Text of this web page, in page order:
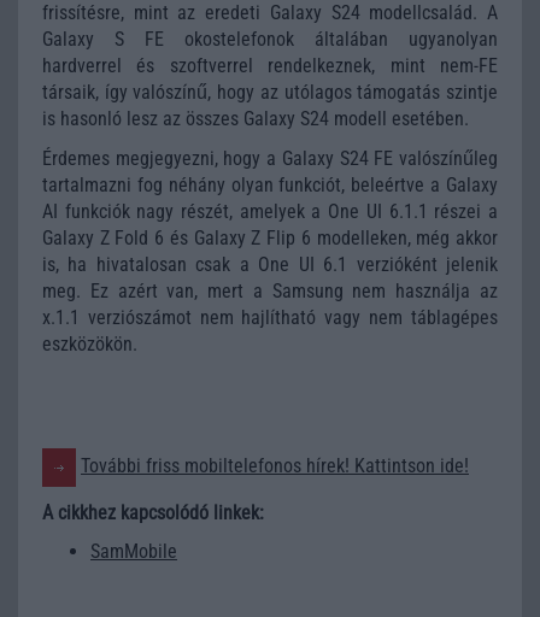
frissítésre, mint az eredeti Galaxy S24 modellcsalád. A
Galaxy S FE okostelefonok általában ugyanolyan
hardverrel és szoftverrel rendelkeznek, mint nem-FE
társaik, így valószínű, hogy az utólagos támogatás szintje
is hasonló lesz az összes Galaxy S24 modell esetében.
Érdemes megjegyezni, hogy a Galaxy S24 FE valószínűleg
tartalmazni fog néhány olyan funkciót, beleértve a Galaxy
AI funkciók nagy részét, amelyek a One UI 6.1.1 részei a
Galaxy Z Fold 6 és Galaxy Z Flip 6 modelleken, még akkor
is, ha hivatalosan csak a One UI 6.1 verzióként jelenik
meg. Ez azért van, mert a Samsung nem használja az
x.1.1 verziószámot nem hajlítható vagy nem táblagépes
eszközökön.
További friss mobiltelefonos hírek! Kattintson ide!
A cikkhez kapcsolódó linkek:
SamMobile